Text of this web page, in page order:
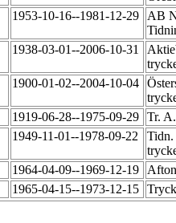
1953-10-16--1981-12-29
AB
1938-03-01--2006-10-31
1900-01-02--2004-10-04
1919-06-28--1975-09-29 Tr.
1949-11-01--1978-09-22
Tidn.
1964-04-09--1969-12-19
1965-04-15--1973-12-15